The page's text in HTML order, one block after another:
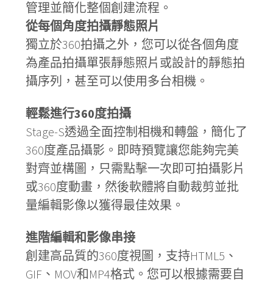
管理並簡化整個創建流程。
從每個角度拍攝靜態照片
獨立於360拍攝之外，您可以從各個角度
為產品拍攝單張靜態照片或設計的靜態拍
攝序列，甚至可以使用多台相機。
輕鬆進行360度拍攝
Stage-S透過全面控制相機和轉盤，簡化了
360度產品攝影。即時預覽讓您能夠完美
對齊並構圖，只需點擊一次即可拍攝影片
或360度動畫，然後軟體將自動裁剪並批
量編輯影像以獲得最佳效果。
進階編輯和影像串接
創建高品質的360度視圖，支持HTML5、
GIF、MOV和MP4格式。您可以根據需要自